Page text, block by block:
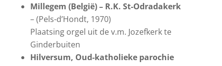
Millegem (België) – R.K. St-Odradakerk
– (Pels-d’Hondt, 1970)
Plaatsing orgel uit de v.m. Jozefkerk te
Ginderbuiten
Hilversum, Oud-katholieke parochie